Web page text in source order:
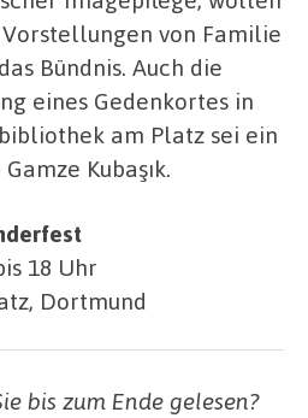
von Familie
Bündnis. Auch die
eines Gedenkortes in
am Platz sei ein
Kubaşık.
18 Uhr
Dortmund
bis zum Ende gelesen?